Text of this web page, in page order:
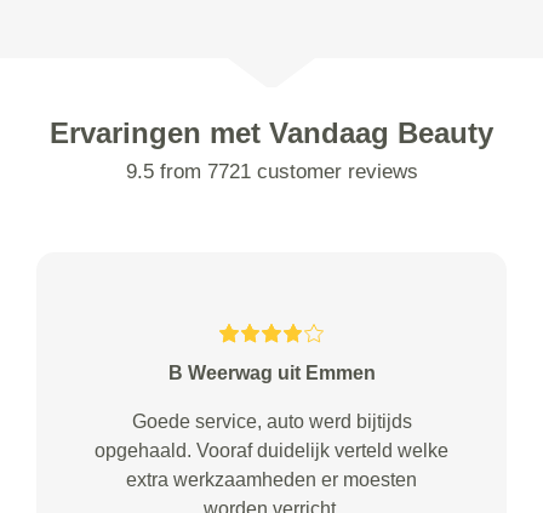
Ervaringen met Vandaag Beauty
9.5 from 7721 customer reviews
B Weerwag uit Emmen
Goede service, auto werd bijtijds
opgehaald. Vooraf duidelijk verteld welke
extra werkzaamheden er moesten
worden verricht.